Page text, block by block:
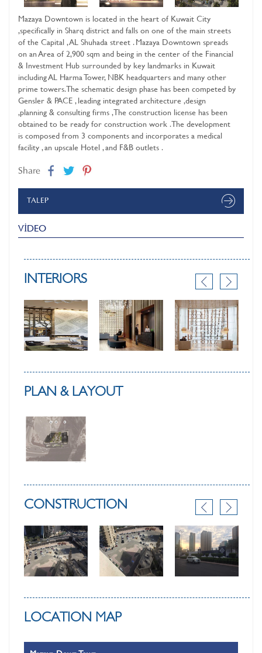
Mazaya Downtown is located in the heart of Kuwait City
,specifically in Sharq district and falls on one of the main streets
of the Capital , AL Shuhada street . Mazaya Downtown spreads
on an Area of 2,900 sqm and being in the center of the Financial
& Investment Hub surrounded by key landmarks in Kuwait
including AL Harma Tower, NBK headquarters and many other
prime towers. The schematic design phase has been competed by
Gensler & PACE , leading integrated architecture ,design
,planning & consulting firms , The construction license has been
obtained to be ready for construction work . The development
is composed from 3 components and incorporates a medical
facility , an upscale Hotel , and F&B outlets .
Share
TALEP
VİDEO
INTERIORS
PLAN & LAYOUT
CONSTRUCTION
LOCATION MAP